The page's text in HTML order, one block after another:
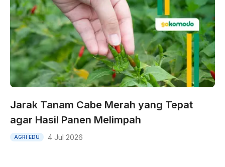
Jarak Tanam Cabe Merah yang Tepat
agar Hasil Panen Melimpah
AGRI EDU 4 Jul 2026